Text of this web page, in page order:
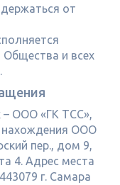
от
и всех
– ООО «ГК ТСС»,
ООО
пер., дом 9,
4. Адрес места
г. Самара